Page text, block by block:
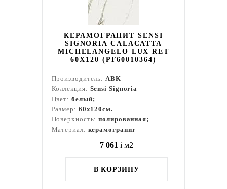
КЕРАМОГРАНИТ SENSI
SIGNORIA CALACATTA
MICHELANGELO LUX RET
60X120 (PF60010364)
Производитель:ABK
Коллекция: Sensi Signoria
Цвет: белый;
Размер: 60x120см.
Поверхность:полированная;
Материал: керамогранит
7 061 i м2
В КОРЗИНУ